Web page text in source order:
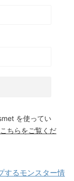
を使ってい
ちらをご覧くだ
するモンスター情